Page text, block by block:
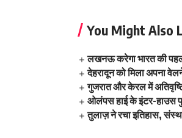
You Might Also
लखनऊ करेगा भारत की
देहरादून को मिला अपना
गुजरात और केरल में
ओलंपस हाई के इंटर-हाउस
तुलाज़ ने रचा इतिहास,